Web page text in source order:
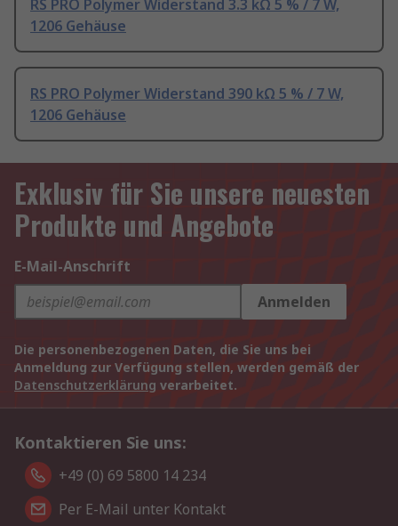
RS PRO Polymer Widerstand 3.3 kΩ 5 % / 7 W,
1206 Gehäuse
RS PRO Polymer Widerstand 390 kΩ 5 % / 7 W,
1206 Gehäuse
Exklusiv für Sie unsere neuesten
Produkte und Angebote
E-Mail-Anschrift
Anmelden
Die personenbezogenen Daten, die Sie uns bei
Anmeldung zur Verfügung stellen, werden gemäß der
Datenschutzerklärung verarbeitet.
Kontaktieren Sie uns:
+49 (0) 69 5800 14 234
Per E-Mail unter Kontakt